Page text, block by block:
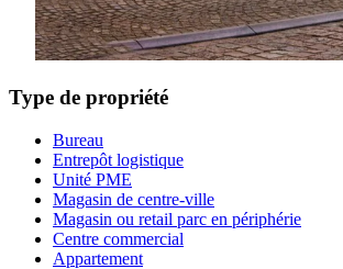
Type de propriété
Bureau
Entrepôt logistique
Unité PME
Magasin de centre-ville
Magasin ou retail parc en périphérie
Centre commercial
Appartement